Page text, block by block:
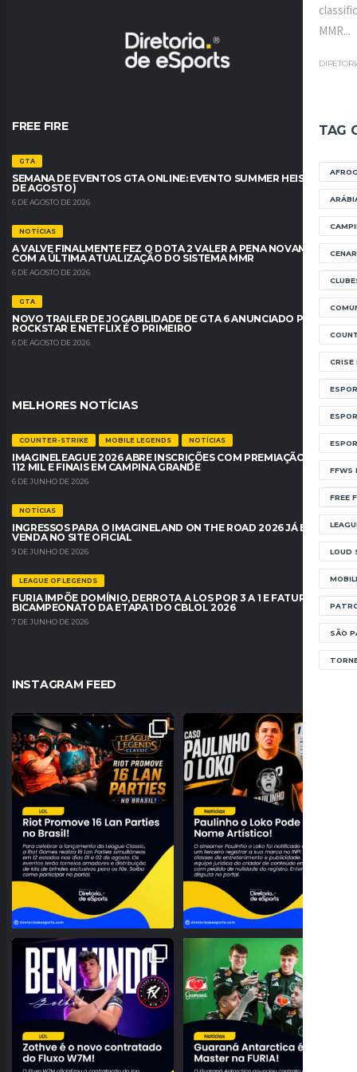
MMR...
TAG
CRISE
FFWS
FREE
LOUD
SÃO
FREE FIRE
GTA
SEMANA DE EVENTOS GTA ONLINE: EVENTO SUMMER HEIST (6 A 12
DE AGOSTO)
6 DE AGOSTO DE 2026
NOTÍCIAS
A VALVE FINALMENTE FEZ O DOTA 2 VALER A PENA NOVAMENTE
COM A ÚLTIMA ATUALIZAÇÃO DO SISTEMA MMR
6 DE AGOSTO DE 2026
GTA
NOVO TRAILER DE JOGABILIDADE DE GTA 6 ANUNCIADO PELA
ROCKSTAR E NETFLIX É O PRIMEIRO
6 DE AGOSTO DE 2026
MELHORES NOTÍCIAS
COUNTER-STRIKE MOBILE LEGENDS NOTÍCIAS
IMAGINELEAGUE 2026 ABRE INSCRIÇÕES COM PREMIAÇÃO DE R$
112 MIL E FINAIS EM CAMPINA GRANDE
6 DE JUNHO DE 2026
NOTÍCIAS
INGRESSOS PARA O IMAGINELAND ON THE ROAD 2026 JÁ ESTÃO À
VENDA NO SITE OFICIAL
9 DE JUNHO DE 2026
LEAGUE OF LEGENDS
FURIA IMPÕE DOMÍNIO, DERROTA A LOS POR 3 A 1 E FATURA O
BICAMPEONATO DA ETAPA 1 DO CBLOL 2026
7 DE JUNHO DE 2026
INSTAGRAM FEED
A NOSTALGIA VAI DOMINAR O BRASIL!
RIOT ANUNCIA 16...
26 0
PROBLEMAS NO REGISTRO! PAULINHO
O LOKO PODE PERDER
157
NOVO TOPO NO RIFT! FLUXO W7M
ANUNCIA A CHEGADA DE
95 3
O BRASIL DOMINANDO O SERVIDOR!
GUARANÁ ANTARCTICA
42 0